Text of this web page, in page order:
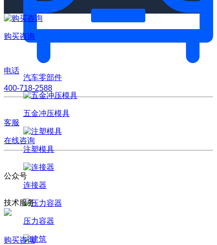
汽车零部件
五金冲压模具
注塑模具
连接器
压力容器
购买咨询
电话
400-718-2588
客服
在线咨询
公众号
技术服务
购买咨询